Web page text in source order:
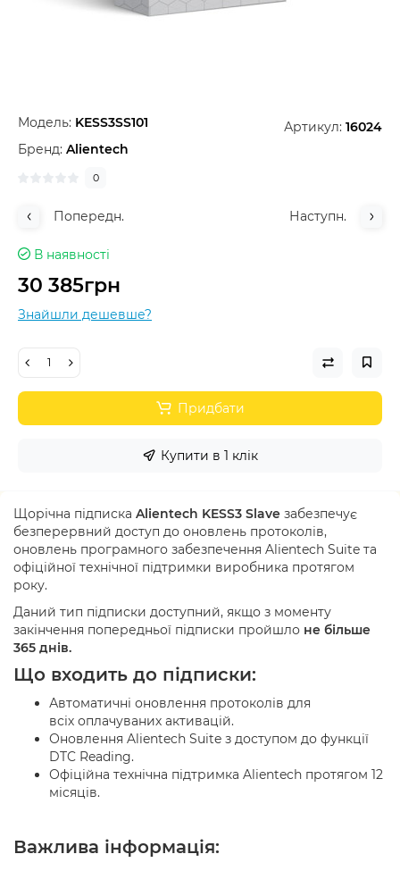
Модель: KESS3SS101 Артикул: 16024
Бренд: Alientech
0
Попередн. Наступн.
В наявності
30 385грн
Знайшли дешевше?
Придбати
Купити в 1 клік
Щорічна підписка Alientech KESS3 Slave забезпечує
безперервний доступ до оновлень протоколів,
оновлень програмного забезпечення Alientech Suite та
офіційної технічної підтримки виробника протягом
року.
Даний тип підписки доступний, якщо з моменту
закінчення попередньої підписки пройшло не більше
365 днів.
Що входить до підписки:
Автоматичні оновлення протоколів для
всіх оплачуваних активацій.
Оновлення Alientech Suite з доступом до функції
DTC Reading.
Офіційна технічна підтримка Alientech протягом 12
місяців.
Важлива інформація: